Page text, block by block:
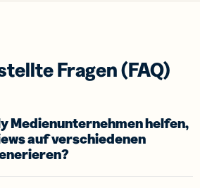
Fragen (FAQ)
Medienunternehmen helfen,
auf verschiedenen